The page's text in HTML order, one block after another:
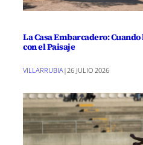
La Casa Embarcadero:
con el Paisaje
VILLARRUBIA|26 JULIO 2026